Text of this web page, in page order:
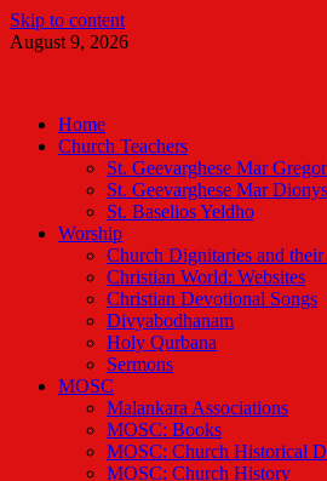
Skip to content
August 9, 2026
Home
Church Teachers
St. Geevarghese Mar
St. Geevarghese Mar
St. Baselios Yeldho
Worship
Church Dignitaries and
Christian World: Websites
Christian Devotional Songs
Divyabodhanam
Holy Qurbana
Sermons
MOSC
Malankara Associations
MOSC: Books
MOSC: Church Historical
MOSC: Church History